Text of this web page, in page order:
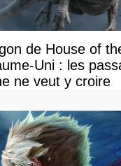
de House of
Uni : les
ne veut y croire